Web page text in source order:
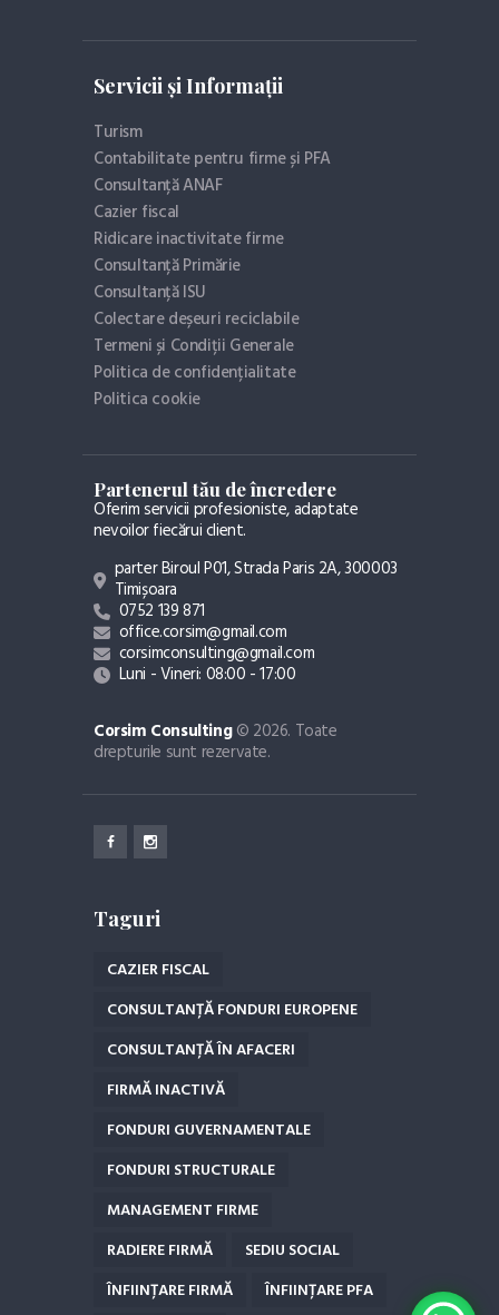
Servicii și Informații
Turism
Contabilitate pentru firme și PFA
Consultanță ANAF
Cazier fiscal
Ridicare inactivitate firme
Consultanță Primărie
Consultanță ISU
Colectare deșeuri reciclabile
Termeni și Condiții Generale
Politica de confidențialitate
Politica cookie
Partenerul tău de încredere
Oferim servicii profesioniste, adaptate
nevoilor fiecărui client.
parter Biroul P01, Strada Paris 2A, 300003
Timișoara
0752 139 871
office.corsim@gmail.com
corsimconsulting@gmail.com
Luni - Vineri: 08:00 - 17:00
Corsim Consulting© 2026. Toate
drepturile sunt rezervate.
Taguri
CAZIER FISCAL
CONSULTANȚĂ FONDURI EUROPENE
CONSULTANȚĂ ÎN AFACERI
FIRMĂ INACTIVĂ
FONDURI GUVERNAMENTALE
FONDURI STRUCTURALE
MANAGEMENT FIRME
RADIERE FIRMĂ
SEDIU SOCIAL
ÎNFIINȚARE FIRMĂ
ÎNFIINȚARE PFA